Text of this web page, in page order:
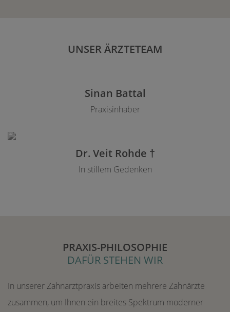
UNSER ÄRZTETEAM
Sinan Battal
Praxisinhaber
Dr. Veit Rohde †
In stillem Gedenken
PRAXIS-PHILOSOPHIE
DAFÜR STEHEN WIR
In unserer Zahnarztpraxis arbeiten mehrere Zahnärzte
zusammen, um Ihnen ein breites Spektrum moderner